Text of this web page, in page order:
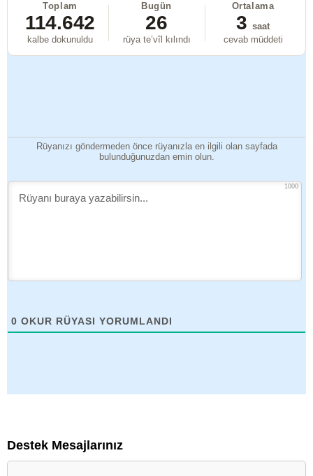
Toplam
114.642
kalbe dokunuldu
Bugün
26
rüya te’vîl kılındı
Ortalama
3 saat
cevab müddeti
Rüyanızı göndermeden önce rüyanızla en ilgili olan sayfada
bulunduğunuzdan emin olun.
1000
0 OKUR RÜYASI YORUMLANDI
Destek Mesajlarınız